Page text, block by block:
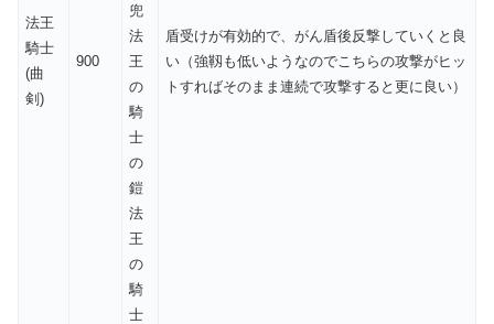
法王
騎士
(曲
剣)
900
兜
法
王
の
騎
士
の
鎧
法
王
の
騎
士
盾受けが有効的で、がん盾後反撃していくと良
い（強靱も低いようなのでこちらの攻撃がヒッ
トすればそのまま連続で攻撃すると更に良い）